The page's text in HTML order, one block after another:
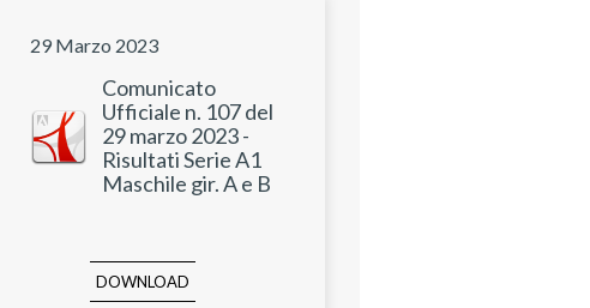
29 Marzo 2023
Comunicato
Ufficiale n. 107 del
29 marzo 2023 -
Risultati Serie A1
Maschile gir. A e B
DOWNLOAD